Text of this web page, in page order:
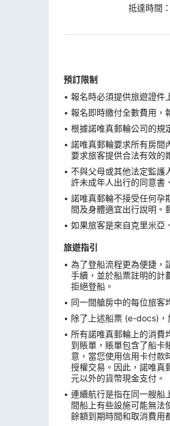
抵達時間 ：
預訂限制
報名時必須提供旅遊證件
報名即時繳付全數費用，
根據諾唯真郵輪公司的規
諾唯真郵輪要求所有房間
要求旅客提供合法有效的
不與父母或其他法定監護
許未成年人出行的同意書
諾唯真郵輪不接受任何孕
間及身體適宜出行說明。
如果旅客是來自克里米亞
旅遊指引
為了登船流程更為便捷，
手續，並於船票註明的計
拒絕登船。
同一間艙房中的每位旅客
除了上述船票 (e-docs)，
所有諾唯真郵輪上的消費
到賬單，賬單包含了船卡
意，當您使用信用卡付款
授權交易。因此，諾唯真
元以外的貨幣現金支付。
連續航行是指在同一艘船
間船上有些設施可能無法
餘額到期時間和取消費用